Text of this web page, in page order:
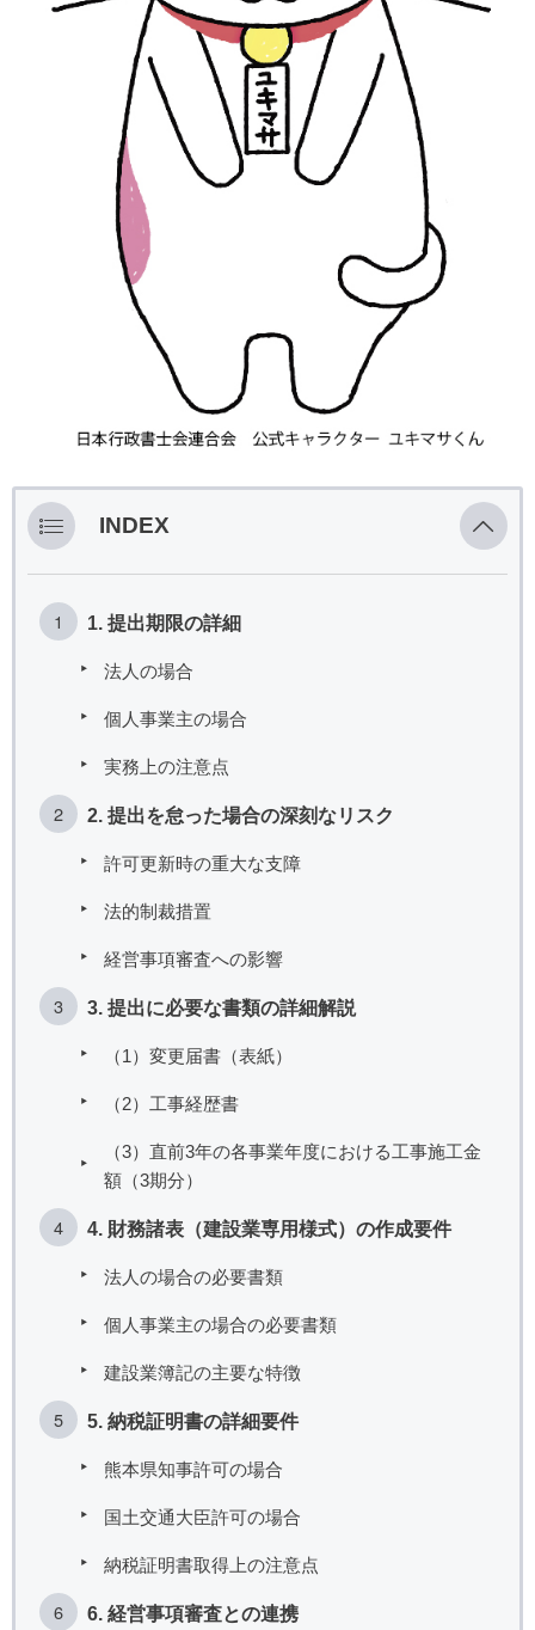
INDEX
1. 提出期限の詳細
法人の場合
個人事業主の場合
実務上の注意点
2. 提出を怠った場合の深刻なリスク
許可更新時の重大な支障
法的制裁措置
経営事項審査への影響
3. 提出に必要な書類の詳細解説
（1）変更届書（表紙）
（2）工事経歴書
（3）直前3年の各事業年度における工事施工金
額（3期分）
4. 財務諸表（建設業専用様式）の作成要件
法人の場合の必要書類
個人事業主の場合の必要書類
建設業簿記の主要な特徴
5. 納税証明書の詳細要件
熊本県知事許可の場合
国土交通大臣許可の場合
納税証明書取得上の注意点
6. 経営事項審査との連携